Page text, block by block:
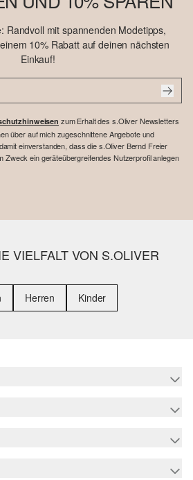
Randvoll mit spannenden Modetipps,
10% Rabatt auf deinen nächsten
Einkauf!
zum Erhalt des s.Oliver Newsletters
über auf mich zugeschnittene Angebote und
einverstanden, dass die s.Oliver Bernd Freier
Zweck ein geräteübergreifendes Nutzerprofil anlegen
VIELFALT VON S.OLIVER
Herren Kinder